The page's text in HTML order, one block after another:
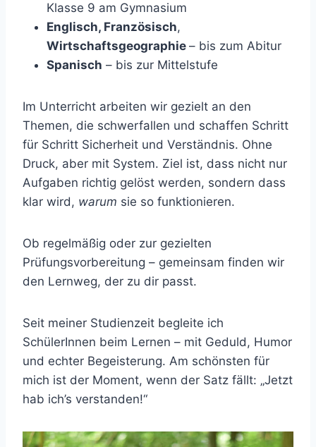
Klasse 9 am Gymnasium
Englisch, Französisch,
Wirtschaftsgeographie – bis zum Abitur
Spanisch – bis zur Mittelstufe
Im Unterricht arbeiten wir gezielt an den
Themen, die schwerfallen und schaffen Schritt
für Schritt Sicherheit und Verständnis. Ohne
Druck, aber mit System. Ziel ist, dass nicht nur
Aufgaben richtig gelöst werden, sondern dass
klar wird, warum sie so funktionieren.
Ob regelmäßig oder zur gezielten
Prüfungsvorbereitung – gemeinsam finden wir
den Lernweg, der zu dir passt.
Seit meiner Studienzeit begleite ich
SchülerInnen beim Lernen – mit Geduld, Humor
und echter Begeisterung. Am schönsten für
mich ist der Moment, wenn der Satz fällt: „Jetzt
hab ich’s verstanden!“